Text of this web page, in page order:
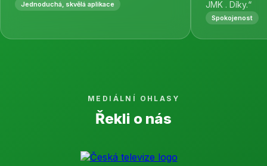
Jednoduchá, skvělá aplikace
JMK . Díky.“
Spokojenost
MEDIÁLNÍ OHLASY
Řekli o nás